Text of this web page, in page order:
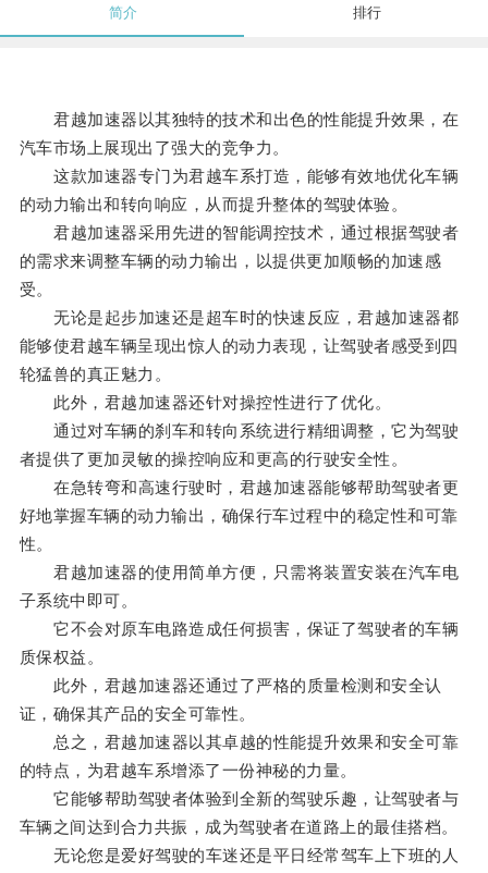
简介 排行
君越加速器以其独特的技术和出色的性能提升效果，在
汽车市场上展现出了强大的竞争力。
这款加速器专门为君越车系打造，能够有效地优化车辆
的动力输出和转向响应，从而提升整体的驾驶体验。
君越加速器采用先进的智能调控技术，通过根据驾驶者
的需求来调整车辆的动力输出，以提供更加顺畅的加速感
受。
无论是起步加速还是超车时的快速反应，君越加速器都
能够使君越车辆呈现出惊人的动力表现，让驾驶者感受到四
轮猛兽的真正魅力。
此外，君越加速器还针对操控性进行了优化。
通过对车辆的刹车和转向系统进行精细调整，它为驾驶
者提供了更加灵敏的操控响应和更高的行驶安全性。
在急转弯和高速行驶时，君越加速器能够帮助驾驶者更
好地掌握车辆的动力输出，确保行车过程中的稳定性和可靠
性。
君越加速器的使用简单方便，只需将装置安装在汽车电
子系统中即可。
它不会对原车电路造成任何损害，保证了驾驶者的车辆
质保权益。
此外，君越加速器还通过了严格的质量检测和安全认
证，确保其产品的安全可靠性。
总之，君越加速器以其卓越的性能提升效果和安全可靠
的特点，为君越车系增添了一份神秘的力量。
它能够帮助驾驶者体验到全新的驾驶乐趣，让驾驶者与
车辆之间达到合力共振，成为驾驶者在道路上的最佳搭档。
无论您是爱好驾驶的车迷还是平日经常驾车上下班的人